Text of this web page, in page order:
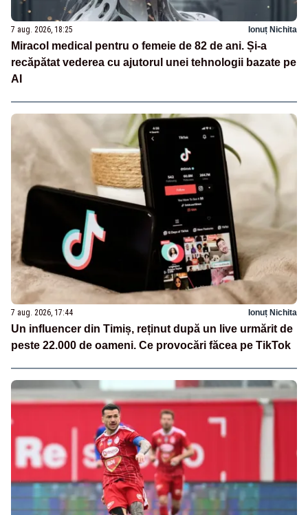
7 aug. 2026, 18:25 Ionuț Nichita
Miracol medical pentru o femeie de 82 de ani. Și-a
recăpătat vederea cu ajutorul unei tehnologii bazate pe
AI
7 aug. 2026, 17:44 Ionuț Nichita
Un influencer din Timiș, reținut după un live urmărit de
peste 22.000 de oameni. Ce provocări făcea pe TikTok